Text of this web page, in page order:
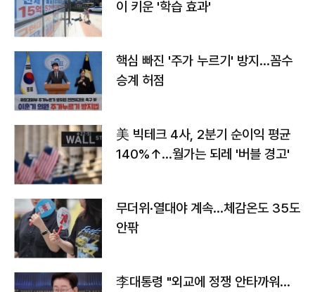
이 키운 '학습 효과'
핵심 빠진 '주가 누르기' 방지…꼼수
승계 허점
美 빅테크 4사, 2분기 순이익 평균
140%↑…월가는 되레 '버블 경고'
무더위·열대야 계속…체감온도 35도
안팎
李대통령 "외교에 정쟁 안타까워…